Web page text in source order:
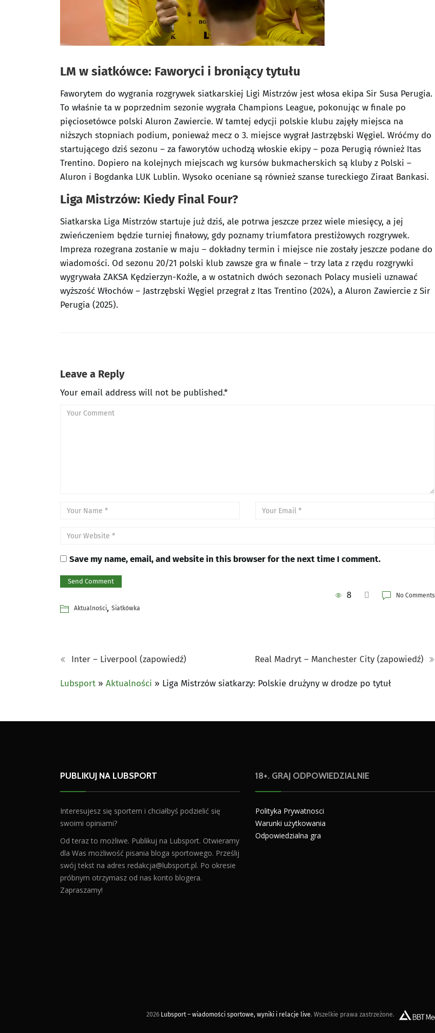
LM w siatkówce: Faworyci i broniący tytułu
Faworytem do wygrania rozgrywek siatkarskiej Ligi Mistrzów jest włosa ekipa Sir Susa Perugia.
To właśnie ta w poprzednim sezonie wygrała Champions League, pokonując w finale po
pięciosetówce polski Aluron Zawiercie. W tamtej edycji polskie klubu zajęły miejsca na
niższych stopniach podium, ponieważ mecz o 3. miejsce wygrał Jastrzębski Węgiel. Wróćmy do
startującego dziś sezonu – za faworytów uchodzą włoskie ekipy – poza Perugią również Itas
Trentino. Dopiero na kolejnych miejscach wg kursów bukmacherskich są kluby z Polski –
Aluron i Bogdanka LUK Lublin. Wysoko oceniane są również szanse tureckiego Ziraat Bankasi.
Liga Mistrzów: Kiedy Final Four?
Siatkarska Liga Mistrzów startuje już dziś, ale potrwa jeszcze przez wiele miesięcy, a jej
zwieńczeniem będzie turniej finałowy, gdy poznamy triumfatora prestiżowych rozgrywek.
Impreza rozegrana zostanie w maju – dokładny termin i miejsce nie zostały jeszcze podane do
wiadomości. Od sezonu 20/21 polski klub zawsze gra w finale – trzy lata z rzędu rozgrywki
wygrywała ZAKSA Kędzierzyn-Koźle, a w ostatnich dwóch sezonach Polacy musieli uznawać
wyższość Włochów – Jastrzębski Węgiel przegrał z Itas Trentino (2024), a Aluron Zawiercie z Sir
Perugia (2025).
Leave a Reply
Your email address will not be published.*
Save my name, email, and website in this browser for the next time I comment.
8
No Comments
Aktualności, Siatkówka
Inter – Liverpool (zapowiedź) Real Madryt – Manchester City (zapowiedź)
Lubsport » Aktualności » Liga Mistrzów siatkarzy: Polskie drużyny w drodze po tytuł
PUBLIKUJ NA LUBSPORT
Interesujesz się sportem i chciałbyś podzielić się
swoimi opiniami?
Od teraz to możliwe. Publikuj na Lubsport. Otwieramy
dla Was możliwość pisania bloga sportowego. Prześlij
swój tekst na adres redakcja@lubsport.pl. Po okresie
próbnym otrzymasz od nas konto blogera.
Zapraszamy!
18+. GRAJ ODPOWIEDZIALNIE
Polityka Prywatnosci
Warunki użytkowania
Odpowiedzialna gra
2026 Lubsport – wiadomości sportowe, wyniki i relacje live. Wszelkie prawa zastrzeżone.